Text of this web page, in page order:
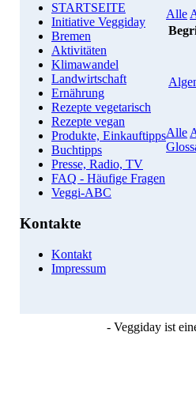
STARTSEITE
Initiative Veggiday
Bremen
Aktivitäten
Klimawandel
Landwirtschaft
Ernährung
Rezepte vegetarisch
Rezepte vegan
Produkte, Einkauftipps
Buchtipps
Presse, Radio, TV
FAQ - Häufige Fragen
Veggi-ABC
Kontakte
Kontakt
Impressum
Alle
Alle
- Veggiday ist